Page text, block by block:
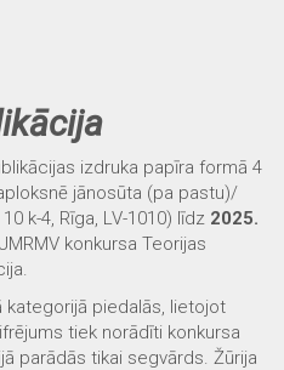
izdruka papīra formā 4
jānosūta (pa pastu)/
k-4, Rīga, LV-1010) līdz 2025.
konkursa Teorijas
kategorijā piedalās, lietojot
tiek norādīti konkursa
parādās tikai segvārds. Žūrija